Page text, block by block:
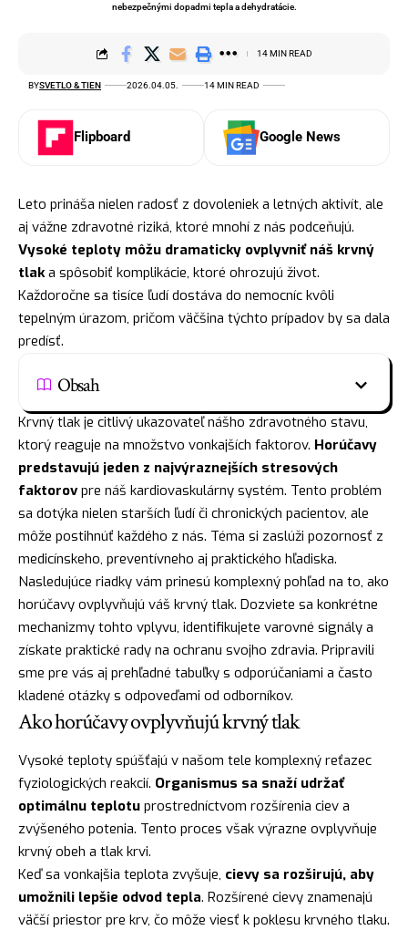
nebezpečnými dopadmi tepla a dehydratácie.
BYSVETLO & TIEN 2026.04.05. 14 MIN READ
14 MIN READ
Flipboard Google News
Leto prináša nielen radosť z dovoleniek a letných aktivít, ale
aj vážne zdravotné riziká, ktoré mnohí z nás podceňujú.
Vysoké teploty môžu dramaticky ovplyvniť náš krvný
tlaka spôsobiť komplikácie, ktoré ohrozujú život.
Každoročne sa tisíce ľudí dostáva do nemocníc kvôli
tepelným úrazom, pričom väčšina týchto prípadov by sa dala
predísť.
Obsah
Krvný tlak je citlivý ukazovateľ nášho zdravotného stavu,
ktorý reaguje na množstvo vonkajších faktorov. Horúčavy
predstavujú jeden z najvýraznejších stresových
faktorovpre náš kardiovaskulárny systém. Tento problém
sa dotýka nielen starších ľudí či chronických pacientov, ale
môže postihnúť každého z nás. Téma si zaslúži pozornosť z
medicínskeho, preventívneho aj praktického hľadiska.
Nasledujúce riadky vám prinesú komplexný pohľad na to, ako
horúčavy ovplyvňujú váš krvný tlak. Dozviete sa konkrétne
mechanizmy tohto vplyvu, identifikujete varovné signály a
získate praktické rady na ochranu svojho zdravia. Pripravili
sme pre vás aj prehľadné tabuľky s odporúčaniami a často
kladené otázky s odpoveďami od odborníkov.
Ako horúčavy ovplyvňujú krvný tlak
Vysoké teploty spúšťajú v našom tele komplexný reťazec
fyziologických reakcií. Organismus sa snaží udržať
optimálnu teplotu prostredníctvom rozšírenia ciev a
zvýšeného potenia. Tento proces však výrazne ovplyvňuje
krvný obeh a tlak krvi.
Keď sa vonkajšia teplota zvyšuje, cievy sa rozširujú, aby
umožnili lepšie odvod tepla. Rozšírené cievy znamenajú
väčší priestor pre krv, čo môže viesť k poklesu krvného tlaku.